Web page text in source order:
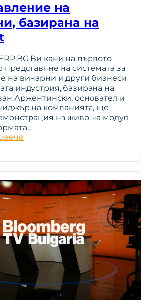
на
базирана на
Ви кани на първото
на системата за
на винарни и други бизнеси
индустрия, базирана на
Аржентински, основател и
на компанията, ще
на живо на модул